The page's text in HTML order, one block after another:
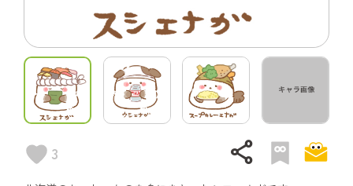
3 share